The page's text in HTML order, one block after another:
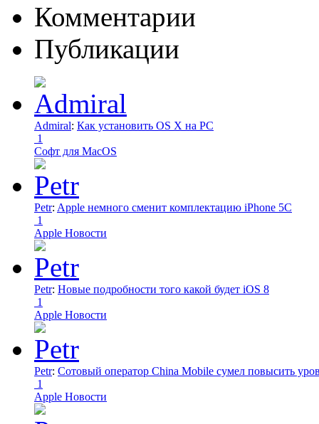
Комментарии
Публикации
Admiral: Как установить OS X на PC
1
Софт для MacOS
Petr: Apple немного сменит комплектацию iPhone 5C
1
Apple Новости
Petr: Новые подробности того какой будет iOS 8
1
Apple Новости
Petr: Сотовый оператор China Mobile сумел повысить
1
Apple Новости